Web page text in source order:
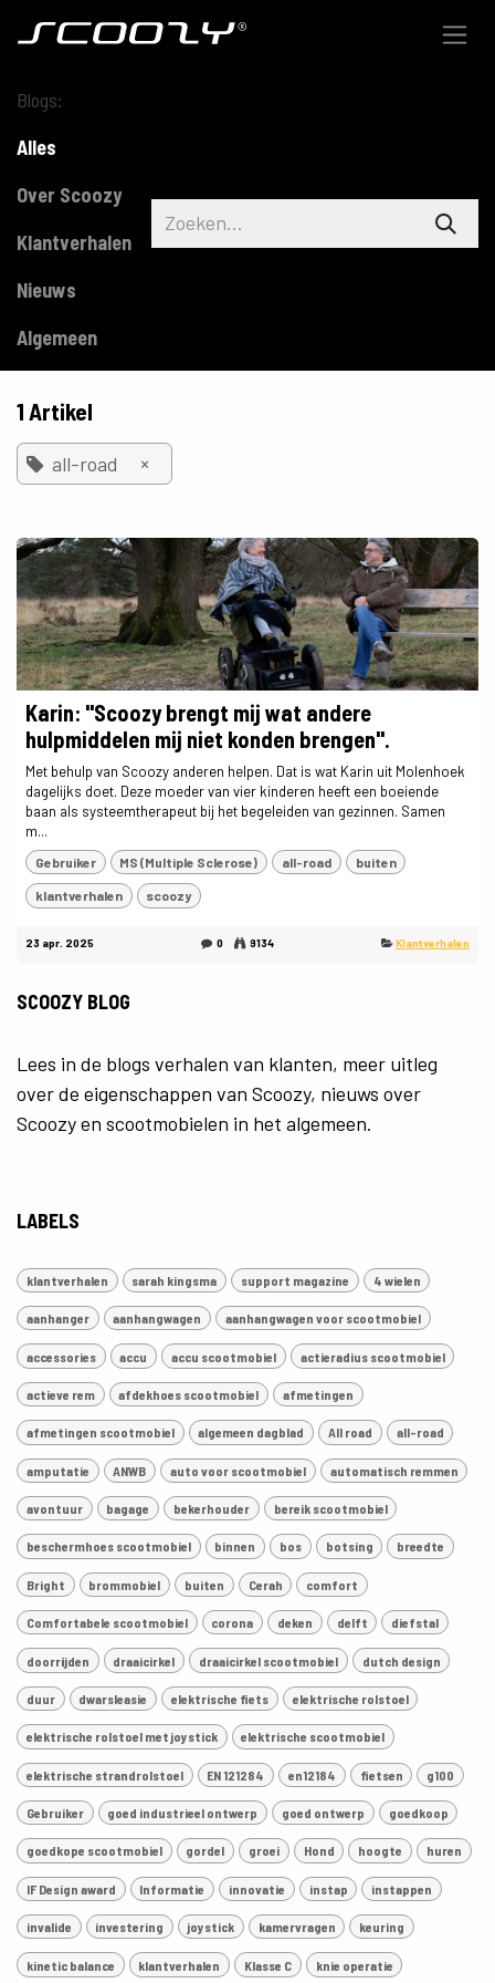
Blogs:
Alles
Over Scoozy
Klantverhalen
Nieuws
Algemeen
1 Artikel
all-road ×
Karin: "Scoozy brengt mij wat andere
hulpmiddelen mij niet konden brengen".
Met behulp van Scoozy anderen helpen. Dat is wat Karin uit Molenhoek
dagelijks doet. Deze moeder van vier kinderen heeft een boeiende
baan als systeemtherapeut bij het begeleiden van gezinnen. Samen
m...
Gebruiker MS (Multiple Sclerose) all-road buiten
klantverhalen scoozy
23 apr. 2025 0 9134 Klantverhalen
SCOOZY BLOG
Lees in de blogs verhalen van klanten, meer uitleg
over de eigenschappen van Scoozy, nieuws over
Scoozy en scootmobielen in het algemeen.
LABELS
klantverhalen sarah kingsma support magazine 4 wielen
aanhanger aanhangwagen aanhangwagen voor scootmobiel
accessories accu accu scootmobiel actieradius scootmobiel
actieve rem afdekhoes scootmobiel afmetingen
afmetingen scootmobiel algemeen dagblad All road all-road
amputatie ANWB auto voor scootmobiel automatisch remmen
avontuur bagage bekerhouder bereik scootmobiel
beschermhoes scootmobiel binnen bos botsing breedte
Bright brommobiel buiten Cerah comfort
Comfortabele scootmobiel corona deken delft diefstal
doorrijden draaicirkel draaicirkel scootmobiel dutch design
duur dwarsleasie elektrische fiets elektrische rolstoel
elektrische rolstoel met joystick elektrische scootmobiel
elektrische strandrolstoel EN 121284 en12184 fietsen g100
Gebruiker goed industrieel ontwerp goed ontwerp goedkoop
goedkope scootmobiel gordel groei Hond hoogte huren
IF Design award Informatie innovatie instap instappen
invalide investering joystick kamervragen keuring
kinetic balance klantverhalen Klasse C knie operatie